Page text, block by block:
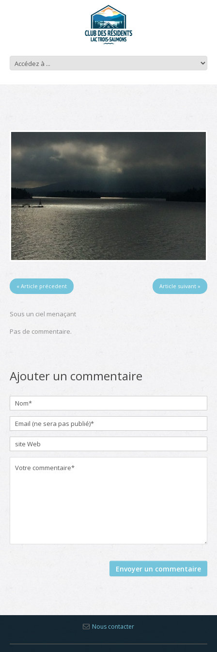
« Article précedent Article suivant »
Sous un ciel menaçant
Pas de commentaire.
Ajouter un commentaire
Nous contacter